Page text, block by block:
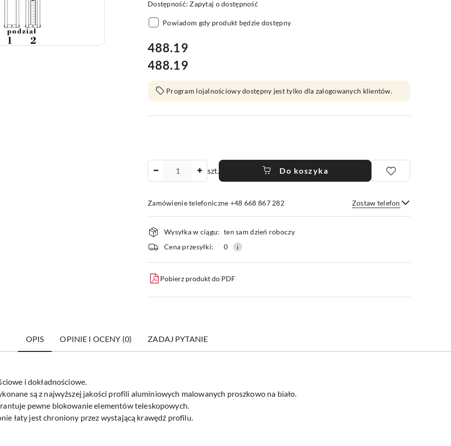
Dostępność:Zapytaj o dostępność
Powiadom gdy produkt będzie dostępny
cena:
488.19
Cena:
488.19
Program lojalnościowy dostępny jest tylko dla zalogowanych klientów.
szt. Do koszyka
Zamówienie telefoniczne +48 668 867 282 Zostaw telefon
Wyślij
Dostępność
i
dostawa
Wysyłka w ciągu: ten sam dzień roboczy
Cena przesyłki:
0
Pobierz produkt do PDF
OPIS OPINIE I OCENY (0) ZADAJ PYTANIE
i dokładnościowe.
są z najwyższej jakości profili aluminiowych malowanych proszkowo na biało.
pewne blokowanie elementów teleskopowych.
łaty jest chroniony przez wystającą krawędź profilu.